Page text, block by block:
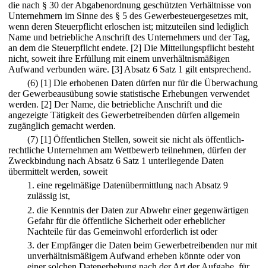
die nach § 30 der Abgabenordnung geschützten Verhältnisse von
Unternehmern im Sinne des § 5 des Gewerbesteuergesetzes mit,
wenn deren Steuerpflicht erloschen ist; mitzuteilen sind lediglich
Name und betriebliche Anschrift des Unternehmers und der Tag,
an dem die Steuerpflicht endete. [2] Die Mitteilungspflicht besteht
nicht, soweit ihre Erfüllung mit einem unverhältnismäßigen
Aufwand verbunden wäre. [3] Absatz 6 Satz 1 gilt entsprechend.
(6) [1] Die erhobenen Daten dürfen nur für die Überwachung
der Gewerbeausübung sowie statistische Erhebungen verwendet
werden. [2] Der Name, die betriebliche Anschrift und die
angezeigte Tätigkeit des Gewerbetreibenden dürfen allgemein
zugänglich gemacht werden.
(7) [1] Öffentlichen Stellen, soweit sie nicht als öffentlich-
rechtliche Unternehmen am Wettbewerb teilnehmen, dürfen der
Zweckbindung nach Absatz 6 Satz 1 unterliegende Daten
übermittelt werden, soweit
1. eine regelmäßige Datenübermittlung nach Absatz 9
zulässig ist,
2. die Kenntnis der Daten zur Abwehr einer gegenwärtigen
Gefahr für die öffentliche Sicherheit oder erheblicher
Nachteile für das Gemeinwohl erforderlich ist oder
3. der Empfänger die Daten beim Gewerbetreibenden nur mit
unverhältnismäßigem Aufwand erheben könnte oder von